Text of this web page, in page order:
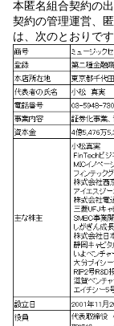
本匿名組合契約の
契約の管理運営、
は、次のとおりで